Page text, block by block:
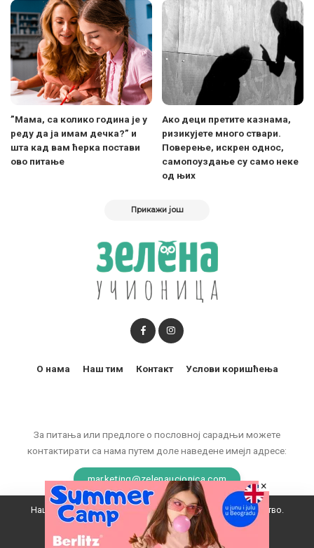
”Мама, са колико година је у
реду да ја имам дечка?” и
шта кад вам ћерка постави
ово питање
Ако деци претите казнама,
ризикујете много ствари.
Поверење, искрен однос,
самопоуздање су само неке
од њих
Прикажи још
За питања или предлоге о пословној сарадњи можете
контактирати са нама путем доле наведене имејл адресе:
marketing@zelenaucionica.com
О нама Наш тим Контакт Услови коришћења
© 2011-2024 Copyright by Zelena učionica. All Rights reserved.
Наш вебсајт користи колачиће да побољша ваше искуство.
Прихватам
×